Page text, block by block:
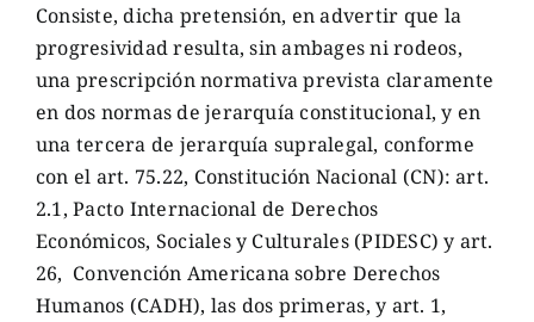
Consiste, dicha pretensión, en advertir que la
progresividad resulta, sin ambages ni rodeos,
una prescripción normativa prevista claramente
en dos normas de jerarquía constitucional, y en
una tercera de jerarquía supralegal, conforme
con el art. 75.22, Constitución Nacional (CN): art.
2.1, Pacto Internacional de Derechos
Económicos, Sociales y Culturales (PIDESC) y art.
26, Convención Americana sobre Derechos
Humanos (CADH), las dos primeras, y art. 1,